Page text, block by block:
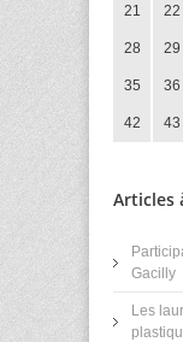
21 22
28 29
35 36
42 43
Articles
Gacilly
Les